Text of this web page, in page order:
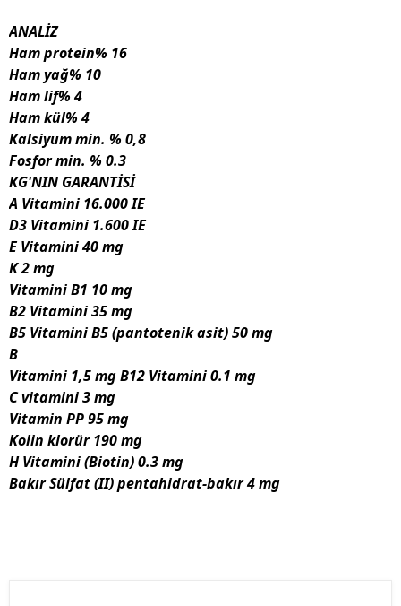
ANALİZ
Ham protein% 16
Ham yağ% 10
Ham lif% 4
Ham kül% 4
Kalsiyum min. % 0,8
Fosfor min. % 0.3
KG'NIN GARANTİSİ
A Vitamini 16.000 IE
D3 Vitamini 1.600 IE
E Vitamini 40 mg
K 2 mg
Vitamini B1 10 mg
B2 Vitamini 35 mg
B5 Vitamini B5 (pantotenik asit) 50 mg
B
Vitamini 1,5 mg B12 Vitamini 0.1 mg
C vitamini 3 mg
Vitamin PP 95 mg
Kolin klorür 190 mg
H Vitamini (Biotin) 0.3 mg
Bakır Sülfat (II) pentahidrat-bakır 4 mg